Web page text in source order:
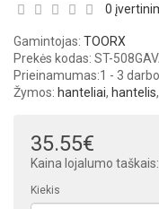
0
Gamintojas: TOORX
Prekės kodas: ST-
Prieinamumas:1 - 3
Žymos: hanteliai, hantelis,
35.55€
Kaina lojalumo
Kiekis